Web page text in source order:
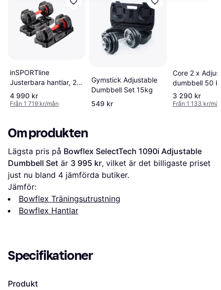
inSPORTline
Justerbara hantlar, 2 x
6.5 24.5 kg, DuraBell
4 990 kr
Från 1 719 kr/mån
Gymstick Adjustable
Dumbbell Set 15kg
549 kr
Core 2 x
dumbbell 50
3 290 kr
Från 1 133 kr/
Om produkten
Lägsta pris på Bowflex SelectTech 1090i Adjustable
Dumbbell Set är 3 995 kr, vilket är det billigaste priset
just nu bland 4 jämförda butiker.
Jämför:
Bowflex Träningsutrustning
Bowflex Hantlar
Specifikationer
Produkt